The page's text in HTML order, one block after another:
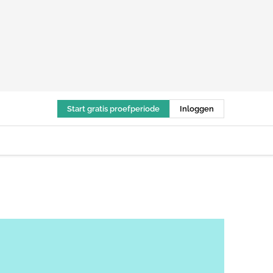
Start gratis proefperiode Inloggen